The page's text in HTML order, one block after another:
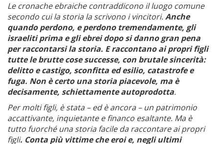
Le cronache ebraiche contraddicono il luogo comune
secondo cui la storia la scrivono i vincitori.Anche
quando perdono, e perdono tremendamente, gli
israeliti prima e gli ebrei dopo si danno gran pena
per raccontarsi la storia. E raccontano ai propri figli
tutte le brutte cose successe, con brutale sincerità:
delitto e castigo, sconfitta ed esilio, catastrofe e
fuga. Non è certo una storia piacevole, ma è
decisamente, schiettamente autoprodotta.
Per molti figli, è stata – ed è ancora – un patrimonio
accattivante, inquietante e financo esaltante. Ma è
tutto fuorché una storia facile da raccontare ai propri
figli. Conta più vittime che eroi e, negli ultimi